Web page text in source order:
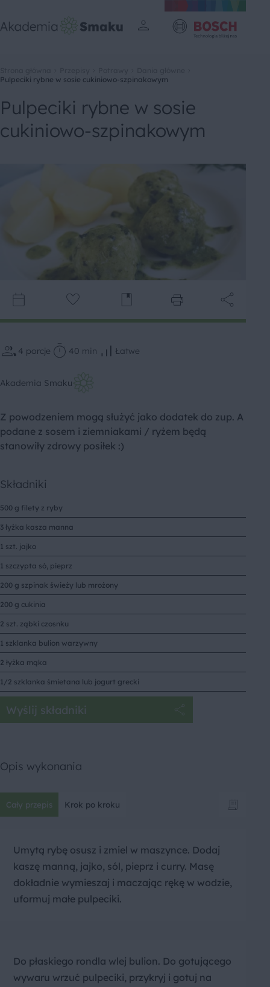
Pulpeciki rybne w sosie cukiniowo-szpinakowym
Pulpeciki rybne w sosie
cukiniowo-szpinakowym
4 porcje 40 min Łatwe
Akademia Smaku
Z powodzeniem mogą służyć jako dodatek do zup. A
podane z sosem i ziemniakami / ryżem będą
stanowiły zdrowy posiłek :)
Składniki
500 g filety z ryby
3 łyżka kasza manna
1 szt. jajko
1 szczypta só, pieprz
200 g szpinak świeży lub mrożony
200 g cukinia
2 szt. ząbki czosnku
1 szklanka bulion warzywny
2 łyżka mąka
1/2 szklanka śmietana lub jogurt grecki
Wyślij składniki
Opis wykonania
Cały przepis Krok po kroku
Umytą rybę osusz i zmiel w maszynce. Dodaj
kaszę manną, jajko, sól, pieprz i curry. Masę
dokładnie wymieszaj i maczając rękę w wodzie,
uformuj małe pulpeciki.
Do płaskiego rondla wlej bulion. Do gotującego
wywaru wrzuć pulpeciki, przykryj i gotuj na